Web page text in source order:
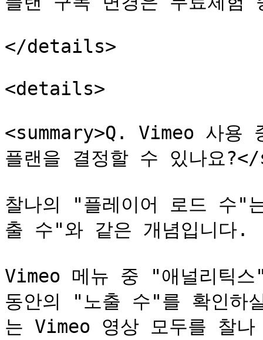
</details>
<details>
<summary>Q. Vimeo 사용
플랜을 결정할 수 있나요?</
찰나의 "플레이어 로드 수"
출 수"와 같은 개념입니다.
Vimeo 메뉴 중 "애널리틱
동안의 "노출 수"를 확인하
는 Vimeo 영상 모두를 찰나